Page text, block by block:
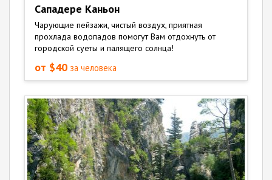
Сападере Каньон
Чарующие пейзажи, чистый воздух, приятная
прохлада водопадов помогут Вам отдохнуть от
городской суеты и палящего солнца!
от $40 за человека